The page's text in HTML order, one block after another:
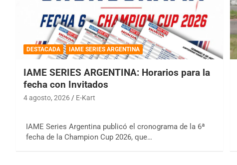
DESTACADA IAME SERIES ARGENTINA
IAME SERIES ARGENTINA: Horarios para la
fecha con Invitados
4 agosto, 2026 E-Kart
IAME Series Argentina publicó el cronograma de la 6ª
fecha de la Champion Cup 2026, que…